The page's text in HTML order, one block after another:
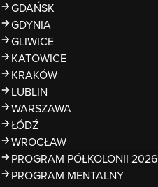
GDAŃSK
GDYNIA
GLIWICE
KATOWICE
KRAKÓW
LUBLIN
WARSZAWA
ŁÓDŹ
WROCŁAW
PROGRAM PÓŁKOLONII 2026
PROGRAM MENTALNY